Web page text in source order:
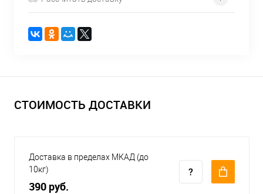
СТОИМОСТЬ ДОСТАВКИ
Доставка в пределах МКАД (до
10кг)
390 руб.